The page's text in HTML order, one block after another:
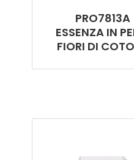
PRO7813A
ESSENZA IN
FIORI DI